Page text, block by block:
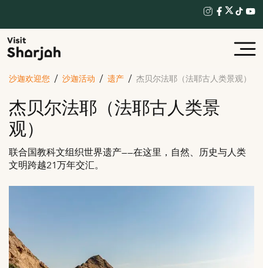
沙迦欢迎您 沙迦活动 遗产 杰贝尔法耶（法耶古人类景观）
杰贝尔法耶（法耶古人类景
观）
联合国教科文组织世界遗产——在这里，自然、历史与人类
文明跨越21万年交汇。